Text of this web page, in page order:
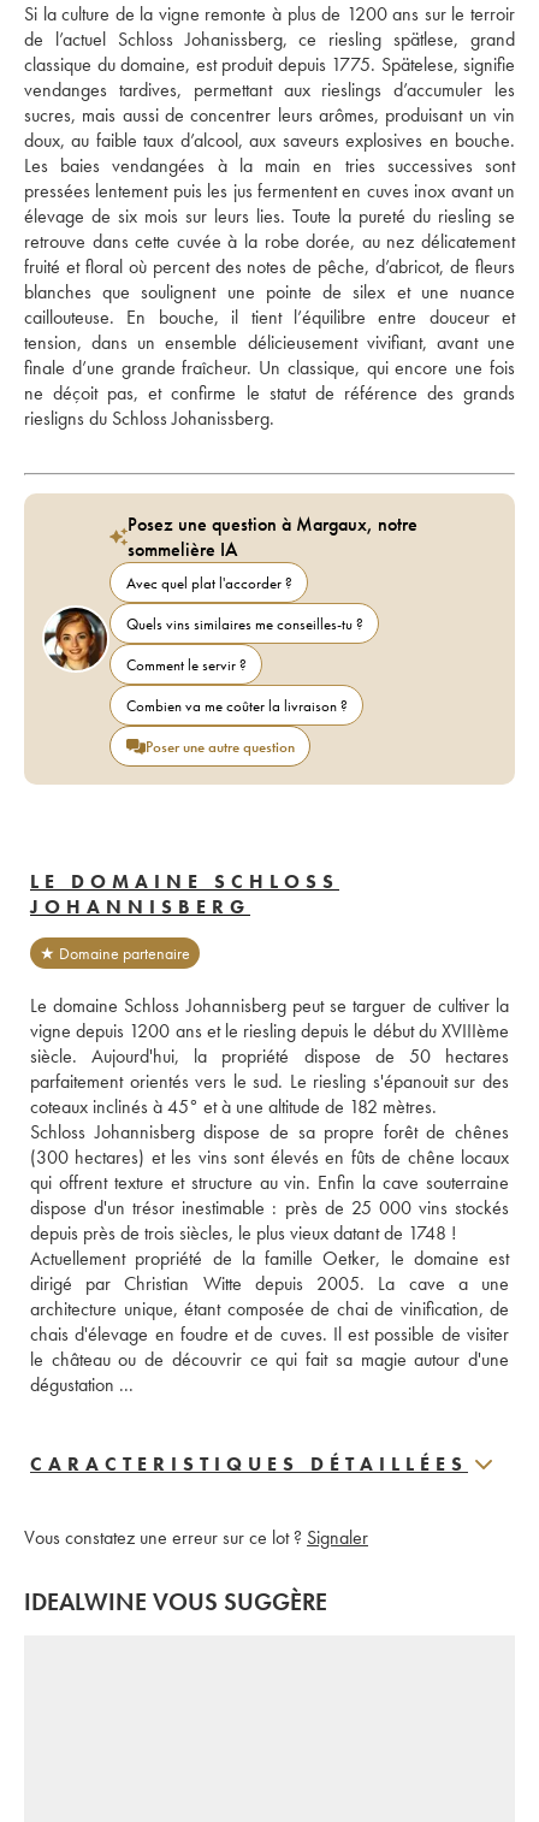
Si la culture de la vigne remonte à plus de 1200 ans sur le terroir
de l’actuel Schloss Johanissberg, ce riesling spätlese, grand
classique du domaine, est produit depuis 1775. Spätelese, signifie
vendanges tardives, permettant aux rieslings d’accumuler les
sucres, mais aussi de concentrer leurs arômes, produisant un vin
doux, au faible taux d’alcool, aux saveurs explosives en bouche.
Les baies vendangées à la main en tries successives sont
pressées lentement puis les jus fermentent en cuves inox avant un
élevage de six mois sur leurs lies. Toute la pureté du riesling se
retrouve dans cette cuvée à la robe dorée, au nez délicatement
fruité et floral où percent des notes de pêche, d’abricot, de fleurs
blanches que soulignent une pointe de silex et une nuance
caillouteuse. En bouche, il tient l’équilibre entre douceur et
tension, dans un ensemble délicieusement vivifiant, avant une
finale d’une grande fraîcheur. Un classique, qui encore une fois
ne déçoit pas, et confirme le statut de référence des grands
riesligns du Schloss Johanissberg.
Posez une question à Margaux, notre
sommelière IA
Avec quel plat l'accorder ?
Quels vins similaires me conseilles-tu ?
Comment le servir ?
Combien va me coûter la livraison ?
Poser une autre question
LE DOMAINE SCHLOSS
JOHANNISBERG
★ Domaine partenaire
Le domaine Schloss Johannisberg peut se targuer de cultiver la
vigne depuis 1200 ans et le riesling depuis le début du XVIIIème
siècle. Aujourd'hui, la propriété dispose de 50 hectares
parfaitement orientés vers le sud. Le riesling s'épanouit sur des
coteaux inclinés à 45° et à une altitude de 182 mètres.
Schloss Johannisberg dispose de sa propre forêt de chênes
(300 hectares) et les vins sont élevés en fûts de chêne locaux
qui offrent texture et structure au vin. Enfin la cave souterraine
dispose d'un trésor inestimable : près de 25 000 vins stockés
depuis près de trois siècles, le plus vieux datant de 1748 !
Actuellement propriété de la famille Oetker, le domaine est
dirigé par Christian Witte depuis 2005. La cave a une
architecture unique, étant composée de chai de vinification, de
chais d'élevage en foudre et de cuves. Il est possible de visiter
le château ou de découvrir ce qui fait sa magie autour d'une
dégustation ...
CARACTERISTIQUES DÉTAILLÉES
Vous constatez une erreur sur ce lot ? Signaler
IDEALWINE VOUS SUGGÈRE